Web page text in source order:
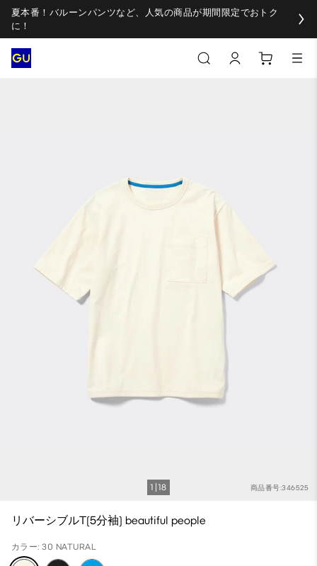
夏本番！バルーンパンツなど、人気の商品が期間限定でおトク
に！
商品番号:346525
1 18
リバーシブルT(5分袖) beautiful people
カラー: 30 NATURAL